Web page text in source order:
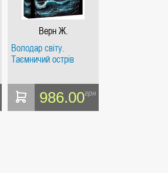
Верн Ж.
Володар світу.
Таємничий острів
986.00грн